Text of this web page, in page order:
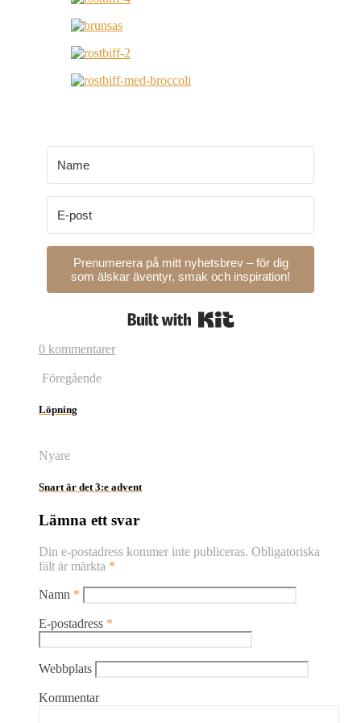
Prenumerera på mitt nyhetsbrev – för dig
som älskar äventyr, smak och inspiration!
0 kommentarer
Föregående
Löpning
Nyare
Snart är det 3:e advent
Lämna ett svar
Din e-postadress kommer inte publiceras. Obligatoriska
fält är märkta *
Namn *
E-postadress *
Webbplats
Kommentar